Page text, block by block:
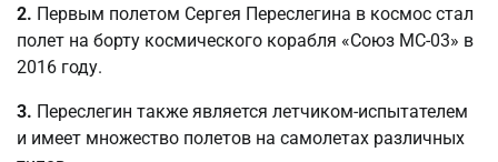
2. Первым полетом Сергея Переслегина в космос стал
полет на борту космического корабля «Союз МС-03» в
2016 году.
3. Переслегин также является летчиком-испытателем
и имеет множество полетов на самолетах различных